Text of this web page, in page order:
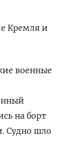
Кремля и
военные
на борт
Судно шло